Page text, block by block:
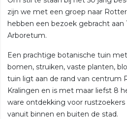
zijn we met een groep naar
hebben een bezoek gebracht aan
Arboretum.
Een prachtige botanische tuin
bomen, struiken, vaste planten,
tuin ligt aan de rand van centrum
Kralingen en is met maar liefst 8
ware ontdekking voor
vanuit binnen en buiten de stad.